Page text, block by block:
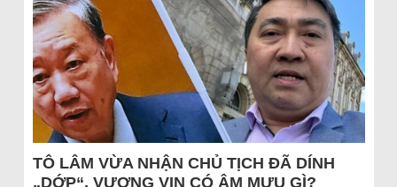
TÔ LÂM VỪA NHẬN CHỦ TỊCH ĐÃ DÍNH
„DỚP“, VƯỢNG VIN CÓ ÂM MƯU GÌ?